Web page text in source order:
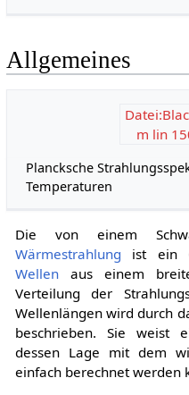
Allgemeines
m lin
Plancksche
Temperaturen
Die von einem
Wärmestrahlung ist ein
Wellenaus einem
Verteilung der
Wellenlängen wird durch
beschrieben. Sie weist
dessen Lage mit dem
einfach berechnet werden